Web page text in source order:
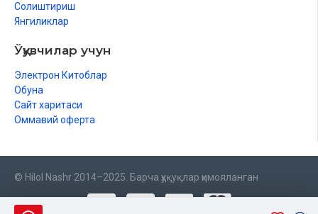
Солиштириш
Янгиликлар
Ўқувчилар учун
Электрон Китоблар
Обуна
Сайт харитаси
Оммавий оферта
© Hilol Nashr 2014–2025. Барча ҳуқуқлар ҳимояланган